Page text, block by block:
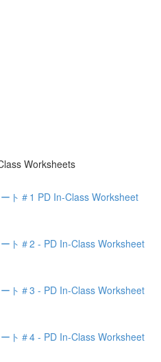
Worksheets
ト＃1 PD In-Class Worksheet
ト＃2 - PD In-Class Worksheet
ト＃3 - PD In-Class Worksheet
ト＃4 - PD In-Class Worksheet